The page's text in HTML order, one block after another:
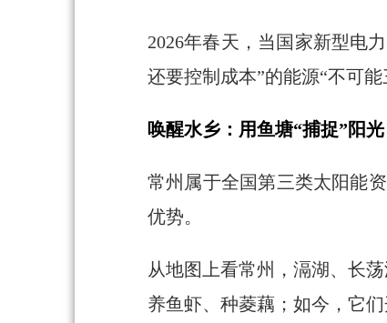
2026年春天，当国家新型电
还要控制成本”的能源“不可
唤醒水乡：用鱼塘“捕捉”阳光
常州属于全国第三类太阳能
优势。
从地图上看常州，滆湖、长
养鱼虾、种菱藕；如今，它们